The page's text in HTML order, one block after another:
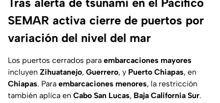
SEMAR activa cierre de puertos por
variación del nivel del mar
Los puertos cerrados para embarcaciones mayores
incluyen Zihuatanejo, Guerrero, y Puerto Chiapas, en
Chiapas. Para embarcaciones menores, la restricción
también aplica en Cabo San Lucas, Baja California Sur.